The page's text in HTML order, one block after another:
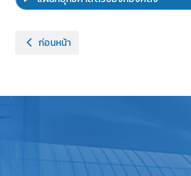
เนื้อหาก่อนหน้า: นโยบายการให้บริการเว็บไซต์
ก่อนหน้า